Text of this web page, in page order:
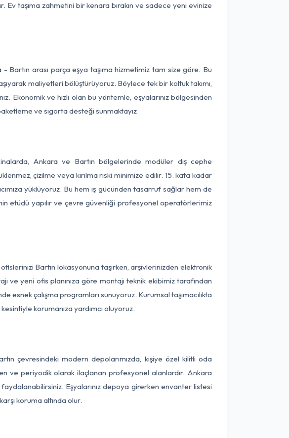
Ev taşıma zahmetini bir kenara bırakın ve sadece yeni evinize
Bartın arası parça eşya taşıma hizmetimiz tam size göre. Bu
maliyetleri bölüştürüyoruz. Böylece tek bir koltuk takımı,
Ekonomik ve hızlı olan bu yöntemle, eşyalarınız bölgesinden
paketleme ve sigorta desteği sunmaktayız.
Ankara ve Bartın bölgelerinde modüler dış cephe
çizilme veya kırılma riski minimize edilir. 15. kata kadar
yüklüyoruz. Bu hem iş gücünden tasarruf sağlar hem de
etüdü yapılır ve çevre güvenliği profesyonel operatörlerimiz
Bartın lokasyonuna taşırken, arşivlerinizden elektronik
ve yeni ofis planınıza göre montajı teknik ekibimiz tarafından
çalışma programları sunuyoruz. Kurumsal taşımacılıkta
korumanıza yardımcı oluyoruz.
çevresindeki modern depolarımızda, kişiye özel kilitli oda
ve periyodik olarak ilaçlanan profesyonel alanlardır. Ankara
Eşyalarınız depoya girerken envanter listesi
koruma altında olur.